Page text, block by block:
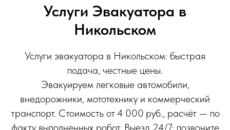
Услуги Эвакуатора в
Никольском
Услуги эвакуатора в Никольском: быстрая
подача, честные цены.
Эвакуируем легковые автомобили,
внедорожники, мототехнику и коммерческий
транспорт. Стоимость от 4 000 руб., расчёт — по